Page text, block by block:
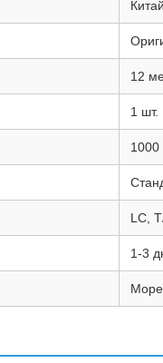
Китай
12
1 шт.
1000
LC,
1-3